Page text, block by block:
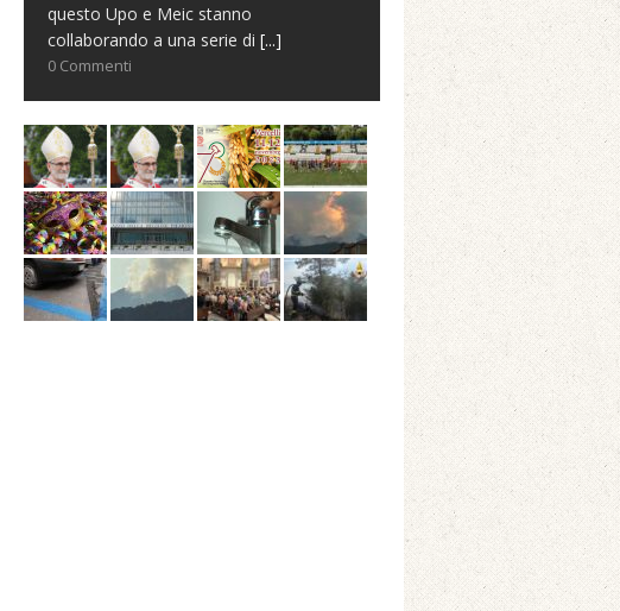
questo Upo e Meic stanno
collaborando a una serie di [...]
0 Commenti